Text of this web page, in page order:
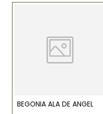
BEGONIA ALA DE ANGEL